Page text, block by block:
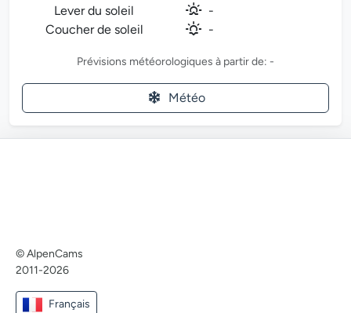
Lever du soleil
-
Coucher de soleil
-
Prévisions météorologiques à partir de: -
Météo
© AlpenCams
2011-2026
Français